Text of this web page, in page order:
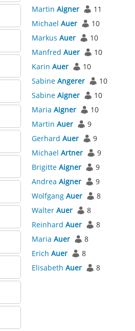
Martin Aigner
11
Michael Auer
10
Markus Auer
10
Manfred Auer
10
Karin Auer
10
Sabine Angerer
10
Sabine Aigner
10
Maria Aigner
10
Martin Auer
9
Gerhard Auer
9
Michael Artner
9
Brigitte Aigner
9
Andrea Aigner
9
Wolfgang Auer
8
Walter Auer
8
Reinhard Auer
8
Maria Auer
8
Erich Auer
8
Elisabeth Auer 8